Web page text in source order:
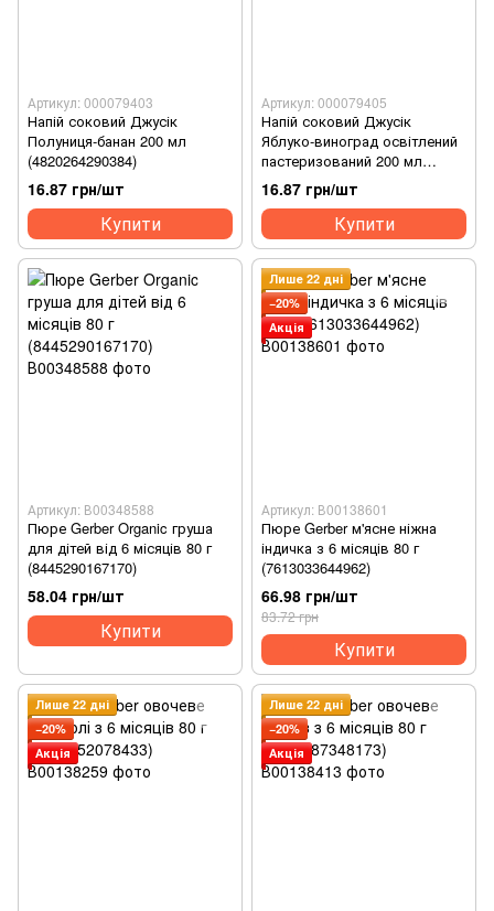
Артикул: 000079403
Напій соковий Джусік
Полуниця-банан 200 мл
(4820264290384)
16.87 грн/шт
Купити
Артикул: 000079405
Напій соковий Джусік
Яблуко-виноград освітлений
пастеризований 200 мл
(4820264290407)
16.87 грн/шт
Купити
Артикул: В00348588
Пюре Gerber Organic груша
для дітей від 6 місяців 80 г
(8445290167170)
58.04 грн/шт
Купити
Лише 22 дні
−20%
Акція
Артикул: В00138601
Пюре Gerber м'ясне ніжна
індичка з 6 місяців 80 г
(7613033644962)
66.98 грн/шт
83.72 грн
Купити
Лише 22 дні
−20%
Акція
Лише 22 дні
−20%
Акція